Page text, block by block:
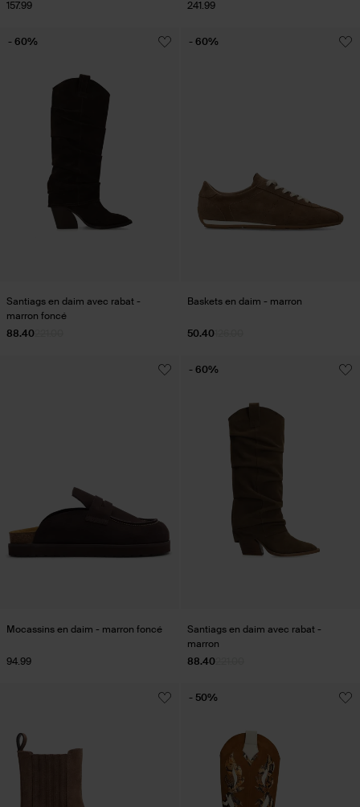
157.99 241.99
Santiags en daim avec rabat -
marron foncé
88.40
- 60%
Baskets en daim - marron
50.40
- 60%
Mocassins en daim - marron foncé
94.99
Santiags en daim avec rabat -
marron
88.40
- 60%
- 50%